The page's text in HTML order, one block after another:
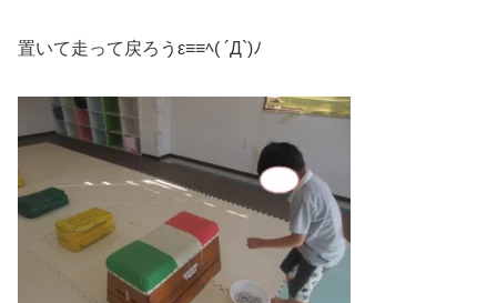
置いて走って戻ろうε≡≡ﾍ( ´Д`)ﾉ